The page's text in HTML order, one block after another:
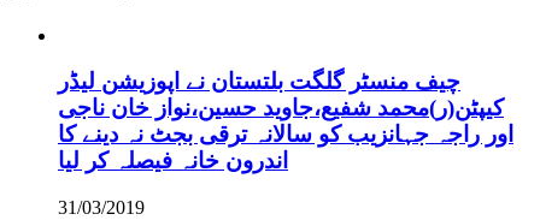
چیف منسٹر گلگت بلتستان نے اپوزیشن لیڈر
کیپٹن(ر)محمد شفیع،جاوید حسین،نواز خان ناجی
اور راجہ جہانزیب کو سالانہ ترقی بجٹ نہ دینے کا
اندرون خانہ فیصلہ کر لیا
31/03/2019